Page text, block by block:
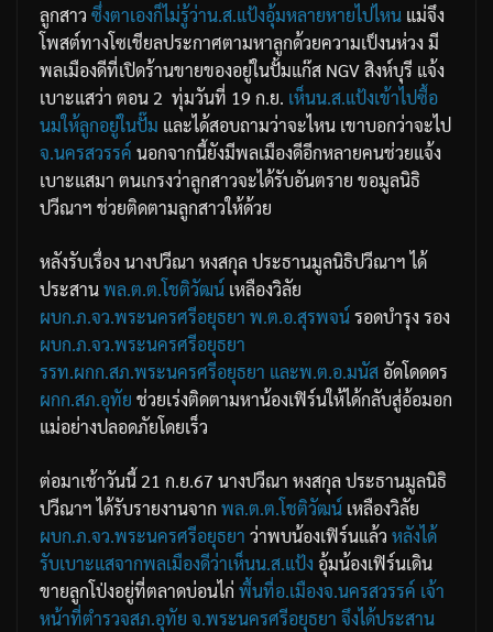
ลูกสาว ซึ่งตาเองก็ไม่รู้ว่าน.ส.แป้งอุ้มหลายหายไปไหน แม่จึง
โพสต์ทางโซเชียลประกาศตามหาลูกด้วยความเป็งนห่วง มี
พลเมืองดีที่เปิดร้านขายของอยู่ในปั้มแก๊ส NGV สิงห์บุรี แจ้ง
เบาะแสว่า ตอน 2 ทุ่มวันที่ 19 ก.ย. เห็นน.ส.แป้งเข้าไปซื้อ
นมให้ลูกอยู่ในปั๊ม และได้สอบถามว่าจะไหน เขาบอกว่าจะไป
จ.นครสวรรค์ นอกจากนี้ยังมีพลเมืองดีอีกหลายคนช่วยแจ้ง
เบาะแสมา ตนเกรงว่าลูกสาวจะได้รับอันตราย ขอมูลนิธิ
ปวีณาฯ ช่วยติดตามลูกสาวให้ด้วย
หลังรับเรื่อง นางปวีณา หงสกุล ประธานมูลนิธิปวีณาฯ ได้
ประสานพล.ต.ต.โชติวัฒน์ เหลืองวิลัย
ผบก.ภ.จว.พระนครศรีอยุธยา พ.ต.อ.สุรพจน์รอดบำรุง รอง
ผบก.ภ.จว.พระนครศรีอยุธยา
รรท.ผกก.สภ.พระนครศรีอยุธยา และพ.ต.อ.มนัสอัดโดดดร
ผกก.สภ.อุทัย ช่วยเร่งติดตามหาน้องเฟิร์นให้ได้กลับสู่อ้อมอก
แม่อย่างปลอดภัยโดยเร็ว
ต่อมาเช้าวันนี้ 21 ก.ย.67 นางปวีณา หงสกุล ประธานมูลนิธิ
ปวีณาฯ ได้รับรายงานจาก พล.ต.ต.โชติวัฒน์ เหลืองวิลัย
ผบก.ภ.จว.พระนครศรีอยุธยา ว่าพบน้องเฟิร์นแล้ว หลังได้
รับเบาะแสจากพลเมืองดีว่าเห็นน.ส.แป้ง อุ้มน้องเฟิร์นเดิน
ขายลูกโป่งอยู่ที่ตลาดบ่อนไก่ พื้นที่อ.เมืองจ.นครสวรรค์ เจ้า
หน้าที่ตำรวจสภ.อุทัย จ.พระนครศรีอยุธยา จึงได้ประสาน